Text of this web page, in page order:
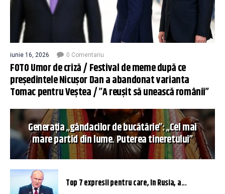
iunie 16, 2026 0 Comentariu
FOTO Umor de criză / Festival de meme după ce
președintele Nicușor Dan a abandonat varianta
Tomac pentru Veștea / ”A reușit să unească românii”
Generația „gândacilor de bucătărie”: „Cel mai
mare partid din lume. Puterea tineretului”
Top 7 expresii pentru care, în Rusia, a...